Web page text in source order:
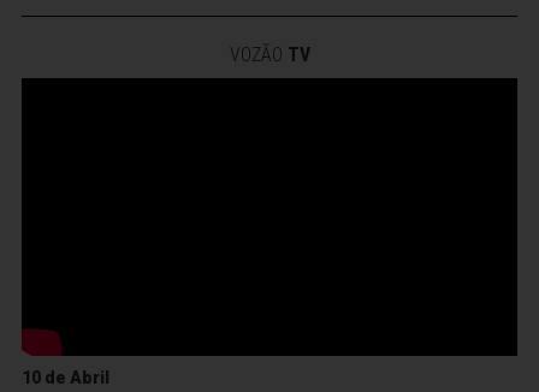
VOZÃO TV
10 de Abril